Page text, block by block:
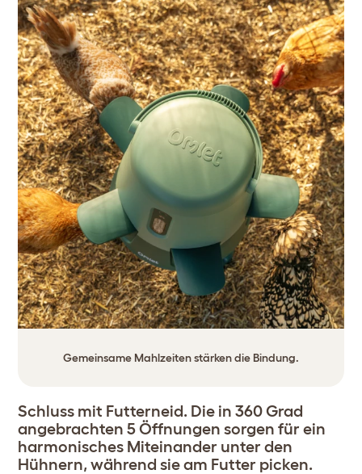
Gemeinsame Mahlzeiten stärken die Bindung.
Schluss mit Futterneid. Die in 360 Grad
angebrachten 5 Öffnungen sorgen für ein
harmonisches Miteinander unter den
Hühnern, während sie am Futter picken.